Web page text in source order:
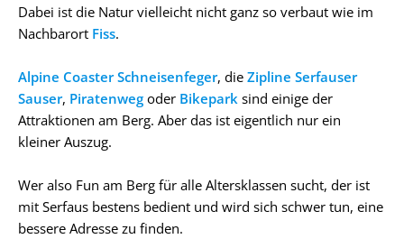
Dabei ist die Natur vielleicht nicht ganz so verbaut wie im
Nachbarort Fiss.
Alpine Coaster Schneisenfeger, die Zipline Serfauser
Sauser, Piratenweg oder Bikepark sind einige der
Attraktionen am Berg. Aber das ist eigentlich nur ein
kleiner Auszug.
Wer also Fun am Berg für alle Altersklassen sucht, der ist
mit Serfaus bestens bedient und wird sich schwer tun, eine
bessere Adresse zu finden.